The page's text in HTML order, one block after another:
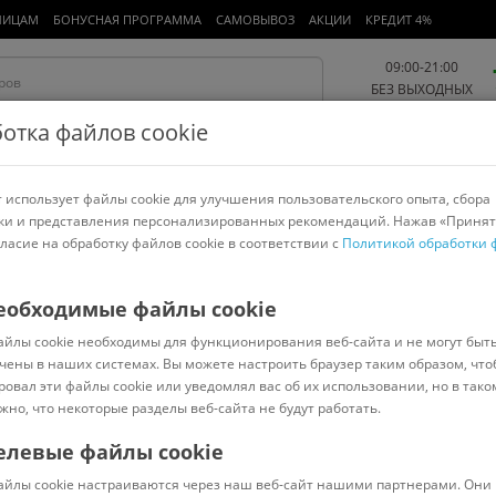
БОНУСНАЯ ПРОГРАММА САМОВЫВОЗ АКЦИИ КРЕДИТ 4%
09:00-21:00
БЕЗ ВЫХОДНЫХ
Работа и офис Авто и мото Детям и мамам Красота и
спорт
приборов
Сортировать: Популярные
В наличии
файлов cookie
файлы cookie для улучшения пользовательского опыта, сбора
и представления персонализированных рекомендаций. Нажав
на обработку файлов cookie в соответствии с Политикой обработки
файлы cookie
cookie необходимы для функционирования веб-сайта и не могут
в наших системах. Вы можете настроить браузер таким образом,
эти файлы cookie или уведомлял вас об их использовании, но в
что некоторые разделы веб-сайта не будут работать.
файлы cookie
cookie настраиваются через наш веб-сайт нашими партнерами. Они